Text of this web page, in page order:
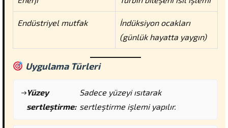
Endüstriyel mutfak
İndüksiyon ocakları
(günlük hayatta yaygın)
Uygulama Türleri
Yüzey
sertleştirme:
Sadece yüzeyi ısıtarak
sertleştirme işlemi yapılır.